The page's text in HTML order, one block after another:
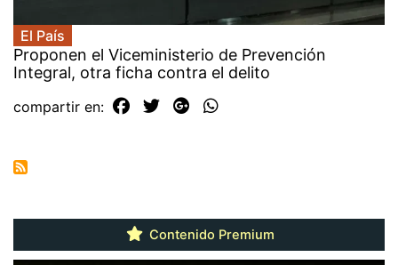
El País
Proponen el Viceministerio de Prevención
Integral, otra ficha contra el delito
compartir en:
Contenido Premium